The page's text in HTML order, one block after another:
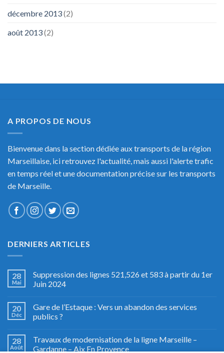
décembre 2013(2)
août 2013(2)
A PROPOS DE NOUS
Bienvenue dans la section dédiée aux transports de la région
Marseillaise, ici retrouvez l'actualité, mais aussi l'alerte trafic
en temps réel et une documentation précise sur les transports
de Marseille.
DERNIERS ARTICLES
28
Mai
Suppression des lignes 521,526 et 583 à partir du 1er
Juin 2024
20
Déc
Gare de l’Estaque : Vers un abandon des services
publics ?
28
Août
Travaux de modernisation de la ligne Marseille –
Gardanne – Aix En Provence